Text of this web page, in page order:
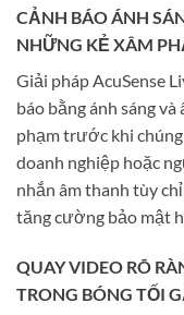
CẢNH BÁO ÁNH
NHỮNG KẺ XÂM
Giải pháp AcuSense
báo bằng ánh sáng
phạm trước khi
doanh nghiệp hoặc
nhắn âm thanh tùy
tăng cường bảo mật
QUAY VIDEO RÕ
TRONG BÓNG TỐI